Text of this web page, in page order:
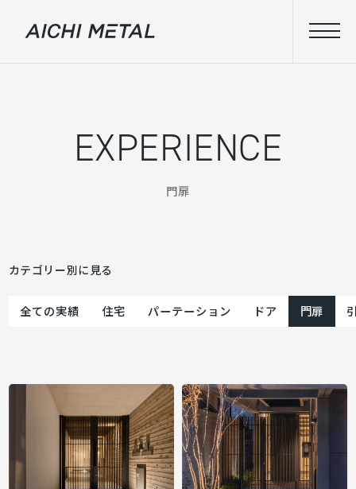
EXPERIENCE
門扉
カテゴリー別に見る
全ての実績 住宅 パーテーション ドア 門扉